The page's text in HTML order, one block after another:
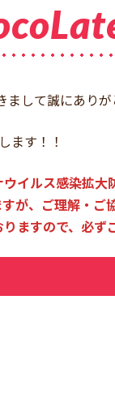
して誠にありが
ます！！
イルス感染拡
が、ご理解・
りますので、必